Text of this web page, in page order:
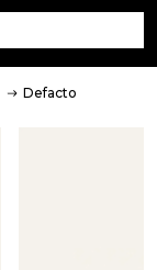
Defacto